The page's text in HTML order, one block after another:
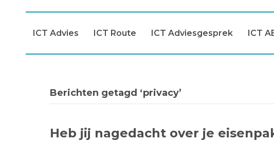
ICT Advies ICT Route ICT Adviesgesprek ICT
Berichten getagd ‘privacy’
Heb jij nagedacht over je